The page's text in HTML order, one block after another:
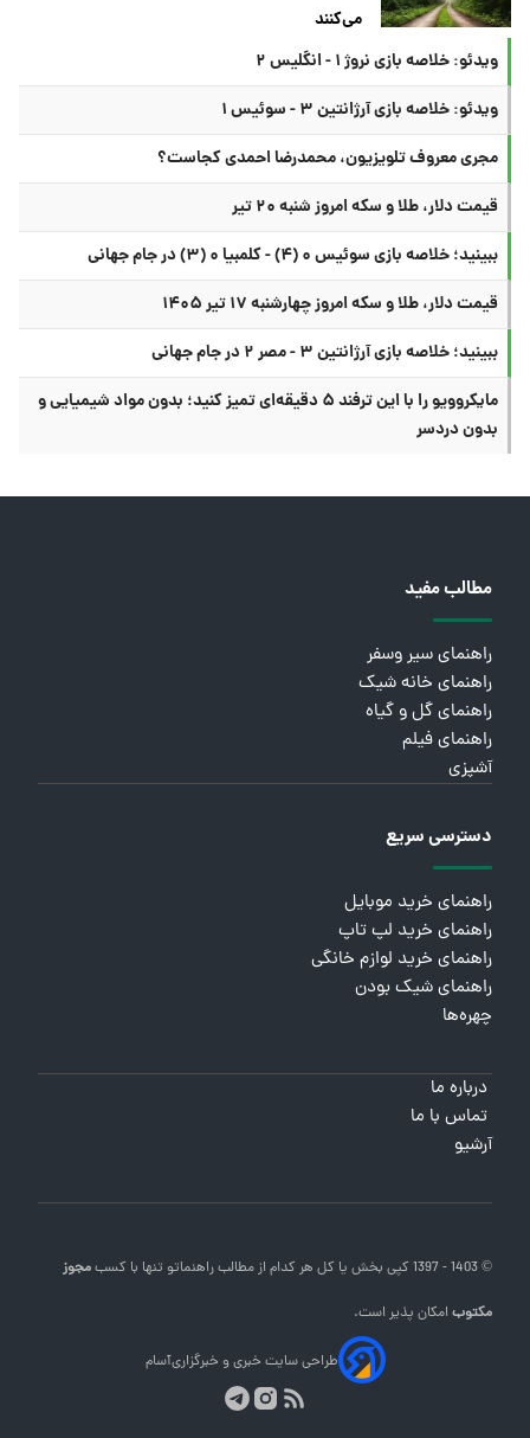
می‌کنند
ویدئو: خلاصه بازی نروژ ۱ - انگلیس ۲
ویدئو: خلاصه بازی آرژانتین ۳ - سوئیس ۱
مجری معروف تلویزیون، محمدرضا احمدی کجاست؟
قیمت دلار، طلا و سکه امروز شنبه ۲۰ تیر
ببینید؛ خلاصه بازی سوئیس ۰ (۴) - کلمبیا ۰ (۳) در جام جهانی
قیمت دلار، طلا و سکه امروز چهارشنبه ۱۷ تیر ۱۴۰۵
ببینید؛ خلاصه بازی آرژانتین ۳ - مصر ۲ در جام جهانی
مایکروویو را با این ترفند ۵ دقیقه‌ای تمیز کنید؛ بدون مواد شیمیایی و
بدون دردسر
مطالب مفید
راهنمای سیر وسفر
راهنمای خانه شیک
راهنمای گل و گیاه
راهنمای فیلم
آشپزی
دسترسی سریع
راهنمای خرید موبایل
راهنمای خرید لپ تاپ
راهنمای خرید لوازم خانگی
راهنمای شیک بودن
چهره‌ها
درباره ما
تماس با ما
آرشیو
© 1403 - 1397 کپی بخش یا کل هر کدام از مطالب راهنماتو تنها با کسبمجوز
مکتوبامکان پذیر است.
طراحی سایت خبری و خبرگزاریآسام